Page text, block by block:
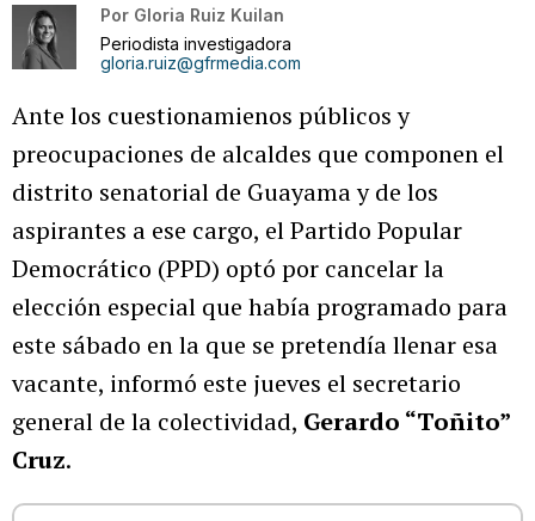
Por Gloria Ruiz Kuilan
Periodista investigadora
gloria.ruiz@gfrmedia.com
Ante los cuestionamienos públicos y
preocupaciones de alcaldes que componen el
distrito senatorial de Guayama y de los
aspirantes a ese cargo, el Partido Popular
Democrático (PPD) optó por cancelar la
elección especial que había programado para
este sábado en la que se pretendía llenar esa
vacante, informó este jueves el secretario
general de la colectividad, Gerardo “Toñito”
Cruz.